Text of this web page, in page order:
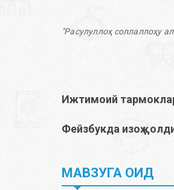
"Расулуллоҳ соллаллоҳу
Ижтимоий
Фейзбукда изоҳ
МАВЗУГА ОИД